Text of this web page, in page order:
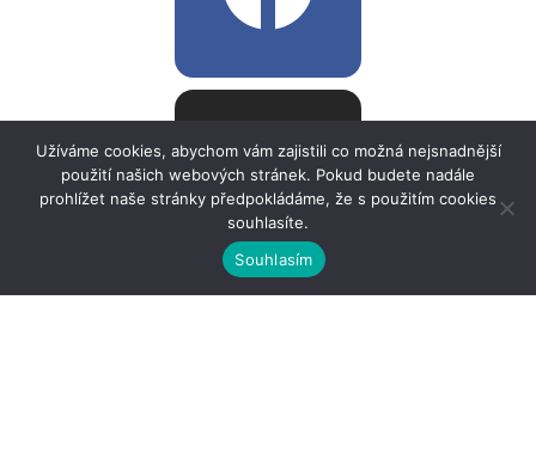
Užíváme cookies, abychom vám zajistili co možná nejsnadnější
použití našich webových stránek. Pokud budete nadále
prohlížet naše stránky předpokládáme, že s použitím cookies
souhlasíte.
Souhlasím